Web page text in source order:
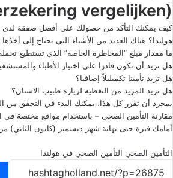
(Zorgverzekering vergelijken)
كيف يمكنك التأكد من حصولك على أفضل صفقة لدى
هولندا؟ هناك العديد من الأشياء التي تحتاج إلى أخذها
ما مقدار مبلغ “المخاطرة الخاصة” الذي تستطيع
هل تريد أن تكون قادرا على اختيار الأطباء
هل تريد تأمينا تكميليلاً إضافيا؟
هل تريد المزيد من التغطيه لزياره طبيب الاسنان؟
بمجرد أن تقرر كل هذا، يمكنك البدء في التحقق من
مقارنة التأمين الصحي – باستخدام مواقع مختصة في
أمامك فترة حتى نهاية شهر ديسمبر (كانون الثاني)
التأمين الصحي التأمين الصحي في هولندا